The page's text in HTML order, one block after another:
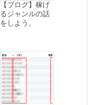
【ブログ】稼げ
るジャンルの話
をしよう。